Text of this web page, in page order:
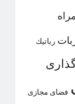
رباتیك
فضای مجازی